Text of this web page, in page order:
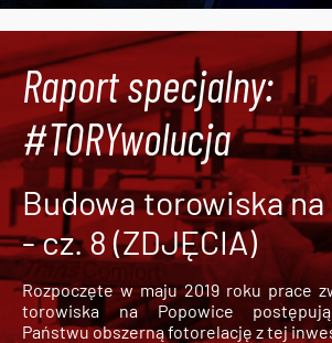
Raport specjalny:
#TORYwolucja
Budowa torowiska
- cz. 8 (ZDJĘCIA)
Rozpoczęte w maju 2019 roku prace
torowiska na Popowice
Państwu obszerną fotorelację z tej